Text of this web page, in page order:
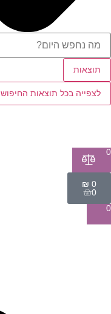
תוצאות
לצפייה בכל תוצאות החיפוש
0
₪ 0
0
0